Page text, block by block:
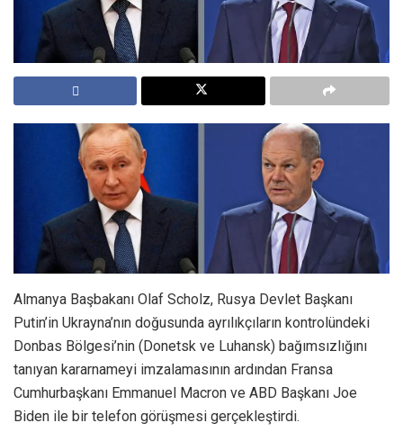
Almanya Başbakanı Olaf Scholz, Rusya Devlet Başkanı
Putin’in Ukrayna’nın doğusunda ayrılıkçıların kontrolündeki
Donbas Bölgesi’nin (Donetsk ve Luhansk) bağımsızlığını
tanıyan kararnameyi imzalamasının ardından Fransa
Cumhurbaşkanı Emmanuel Macron ve ABD Başkanı Joe
Biden ile bir telefon görüşmesi gerçekleştirdi.